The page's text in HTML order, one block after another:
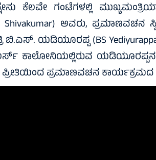
ಕೆಲವೇ ಗಂಟೆಗಳಲ್ಲಿ
ಅವರು,
ಬಿ.ಎಸ್. ಯಡಿಯೂರಪ್ಪ (BS
ಕಾಲೋನಿಯಲ್ಲಿರುವ
ಪ್ರಮಾಣವಚನ ಕಾರ್ಯಕ್ರಮದ